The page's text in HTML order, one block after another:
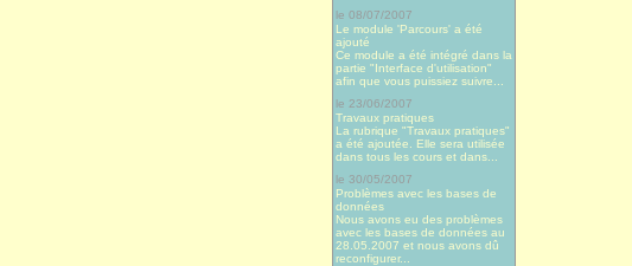
le 08/07/2007
Le module 'Parcours' a été
ajouté
Ce module a été intégré dans la
partie "Interface d'utilisation"
afin que vous puissiez suivre...
le 23/06/2007
Travaux pratiques
La rubrique "Travaux pratiques"
a été ajoutée. Elle sera utilisée
dans tous les cours et dans...
le 30/05/2007
Problèmes avec les bases de
données
Nous avons eu des problèmes
avec les bases de données au
28.05.2007 et nous avons dû
reconfigurer...